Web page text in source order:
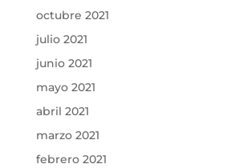
octubre 2021
julio 2021
junio 2021
mayo 2021
abril 2021
marzo 2021
febrero 2021